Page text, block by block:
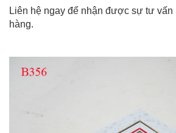
Liên hệ ngay để nhận được sự tư vấn
hàng.